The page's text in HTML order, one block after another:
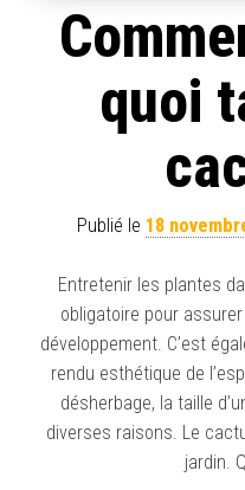
quoi
Publié le 18
Entretenir les plantes
obligatoire pour
développement. C’est
rendu esthétique de
désherbage, la taille
diverses raisons. Le
jardin.